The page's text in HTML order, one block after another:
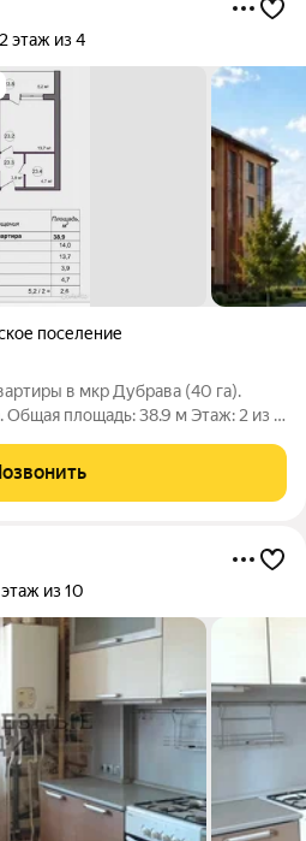
2 этаж из 4
поселение
в мкр Дубрава (40 га).
Общая площадь: 38.9 м Этаж: 2 из 4.
переуступка. Стоимость м2 125
этаж из 10